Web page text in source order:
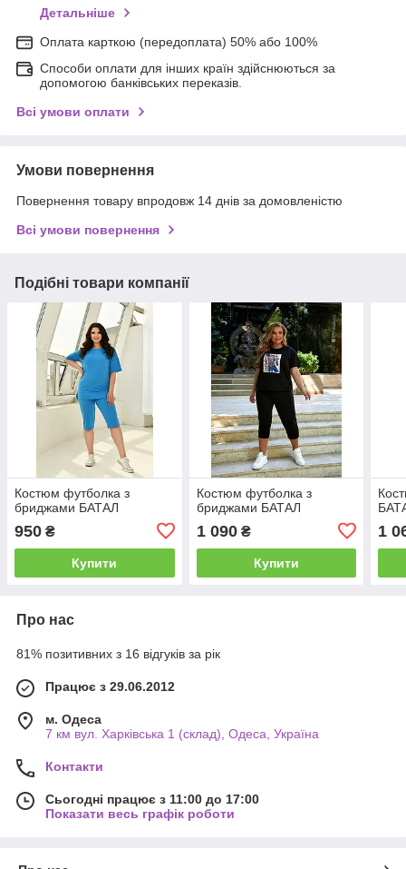
Детальніше
Оплата карткою (передоплата) 50% або 100%
Способи оплати для інших країн здійснюються за
допомогою банківських переказів.
Всі умови оплати
Умови повернення
Повернення товару впродовж 14 днів за домовленістю
Всі умови повернення
Подібні товари компанії
Костюм футболка з
бриджами БАТАЛ
950 ₴
Купити
Костюм футболка з
бриджами БАТАЛ
1 090₴
Купити
1
Про нас
81% позитивних з 16 відгуків за рік
Працює з 29.06.2012
м. Одеса
7 км вул. Харківська 1 (склад), Одеса, Україна
Контакти
Сьогодні працює з 11:00 до 17:00
Показати весь графік роботи